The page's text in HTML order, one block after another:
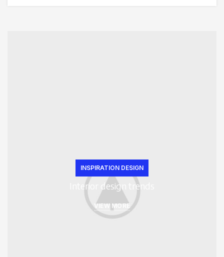
INSPIRATION DESIGN
Interior design trends
VIEW MORE